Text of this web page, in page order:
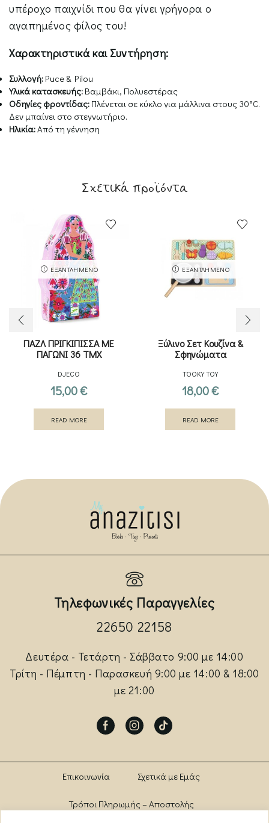
υπέροχο παιχνίδι που θα γίνει γρήγορα ο
αγαπημένος φίλος του!
Χαρακτηριστικά και Συντήρηση:
Συλλογή: Puce & Pilou
Υλικά κατασκευής: Βαμβάκι, Πολυεστέρας
Οδηγίες φροντίδας: Πλένεται σε κύκλο για μάλλινα στους 30°C.
Δεν μπαίνει στο στεγνωτήριο.
Ηλικία:Από τη γέννηση
Σχετικά προϊόντα
ΕΞΑΝΤΛΗΜΈΝΟ
ΠΑΖΛ ΠΡΙΓΚΙΠΙΣΣΑ ΜΕ
ΠΑΓΩΝΙ 36 ΤΜΧ
DJECO
15,00€
READ MORE
ΕΞΑΝΤΛΗΜΈΝΟ
Ξύλινο Σετ Κουζίνα &
Σφηνώματα
TOOKY TOY
18,00€
READ MORE
Τηλεφωνικές Παραγγελίες
22650 22158
Δευτέρα - Τετάρτη - Σάββατο 9:00 με 14:00
Τρίτη - Πέμπτη - Παρασκευή 9:00 με 14:00 & 18:00
με 21:00
FacebookInstagram
Tik-
Επικοινωνία Σχετικά με Εμάς
Τρόποι Πληρωμής – Αποστολής